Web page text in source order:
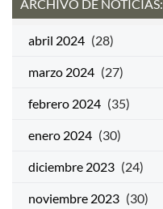
ARCHIVO DE NOTICIAS:
abril 2024 (28)
marzo 2024 (27)
febrero 2024 (35)
enero 2024 (30)
diciembre 2023 (24)
noviembre 2023 (30)